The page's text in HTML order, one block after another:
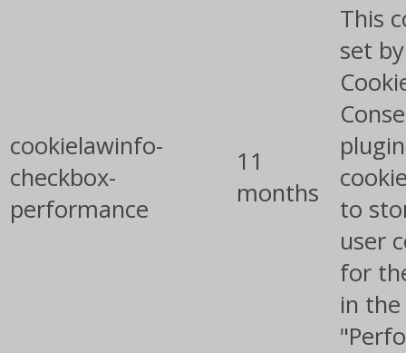
cookielawinfo-
checkbox-
performance
11
months
This
set
to
user
for
in